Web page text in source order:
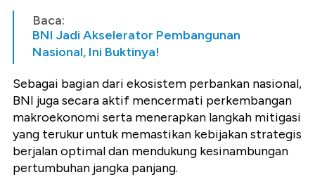
Baca:
BNI Jadi Akselerator Pembangunan
Nasional, Ini Buktinya!
Sebagai bagian dari ekosistem perbankan nasional,
BNI juga secara aktif mencermati perkembangan
makroekonomi serta menerapkan langkah mitigasi
yang terukur untuk memastikan kebijakan strategis
berjalan optimal dan mendukung kesinambungan
pertumbuhan jangka panjang.